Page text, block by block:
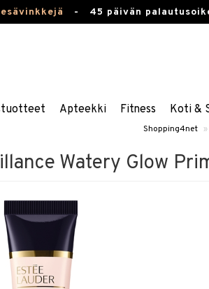
- 45 päivän
Apteekki Fitness Koti &
Shopping4net »
Watery Glow